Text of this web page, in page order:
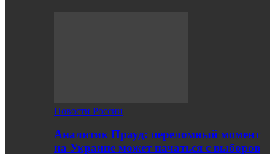
Новости России
Аналитик Прауд: переломный момент
на Украине может начаться с выборов